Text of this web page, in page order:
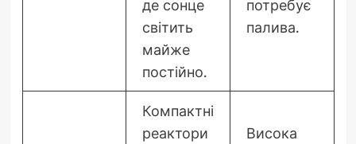
де сонце
світить
майже
постійно.
потребує
палива.
Компактні
реактори
Висока